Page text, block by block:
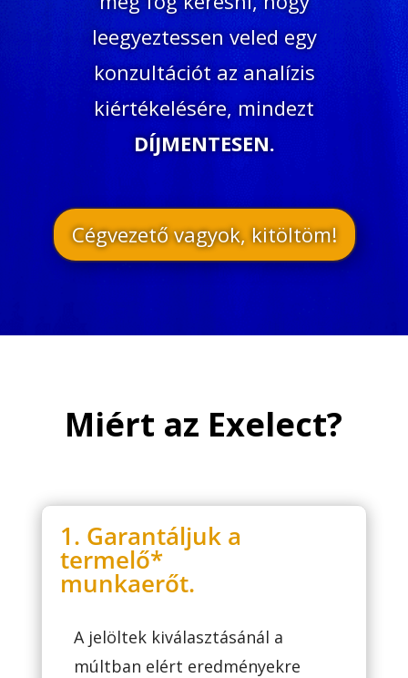
leegyeztessen veled egy
konzultációt az analízis
kiértékelésére, mindezt
DÍJMENTESEN.
Cégvezető vagyok, kitöltöm!
Miért az Exelect?
1. Garantáljuk a
termelő*
munkaerőt.
A jelöltek kiválasztásánál a
múltban elért eredményekre